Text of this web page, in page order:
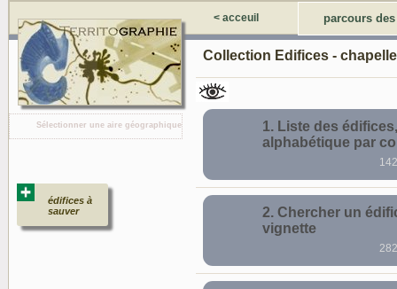
< acceuil parcours
Sélectionner une aire géographique
édifices à
sauver
Collection Edifices -
1. Liste des
alphabétique par
2. Chercher un
vignette